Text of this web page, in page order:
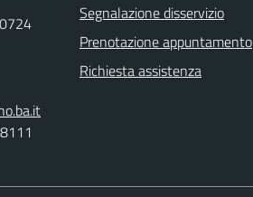
Segnalazione disservizio
Prenotazione appuntamento
Richiesta assistenza